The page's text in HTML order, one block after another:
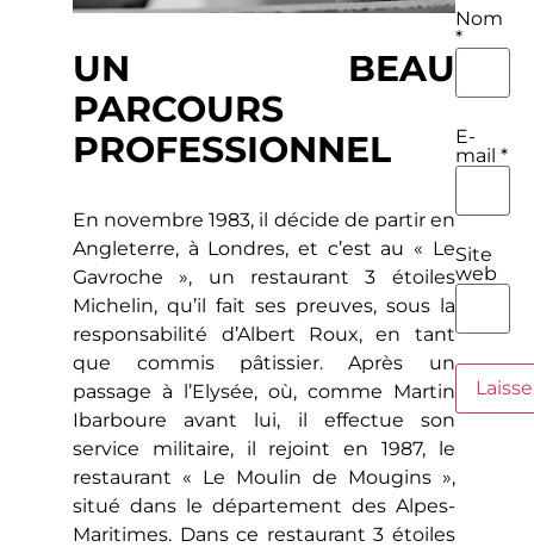
UN BEAU
PARCOURS
PROFESSIONNEL
En novembre 1983, il décide de partir en
Angleterre, à Londres, et c’est au « Le
Gavroche », un restaurant 3 étoiles
Michelin, qu’il fait ses preuves, sous la
responsabilité d’Albert Roux, en tant
que commis pâtissier. Après un
passage à l’Elysée, où, comme Martin
Ibarboure avant lui, il effectue son
service militaire, il rejoint en 1987, le
restaurant « Le Moulin de Mougins »,
situé dans le département des Alpes-
Maritimes. Dans ce restaurant 3 étoiles
Nom
*
E-
mail *
Site
web